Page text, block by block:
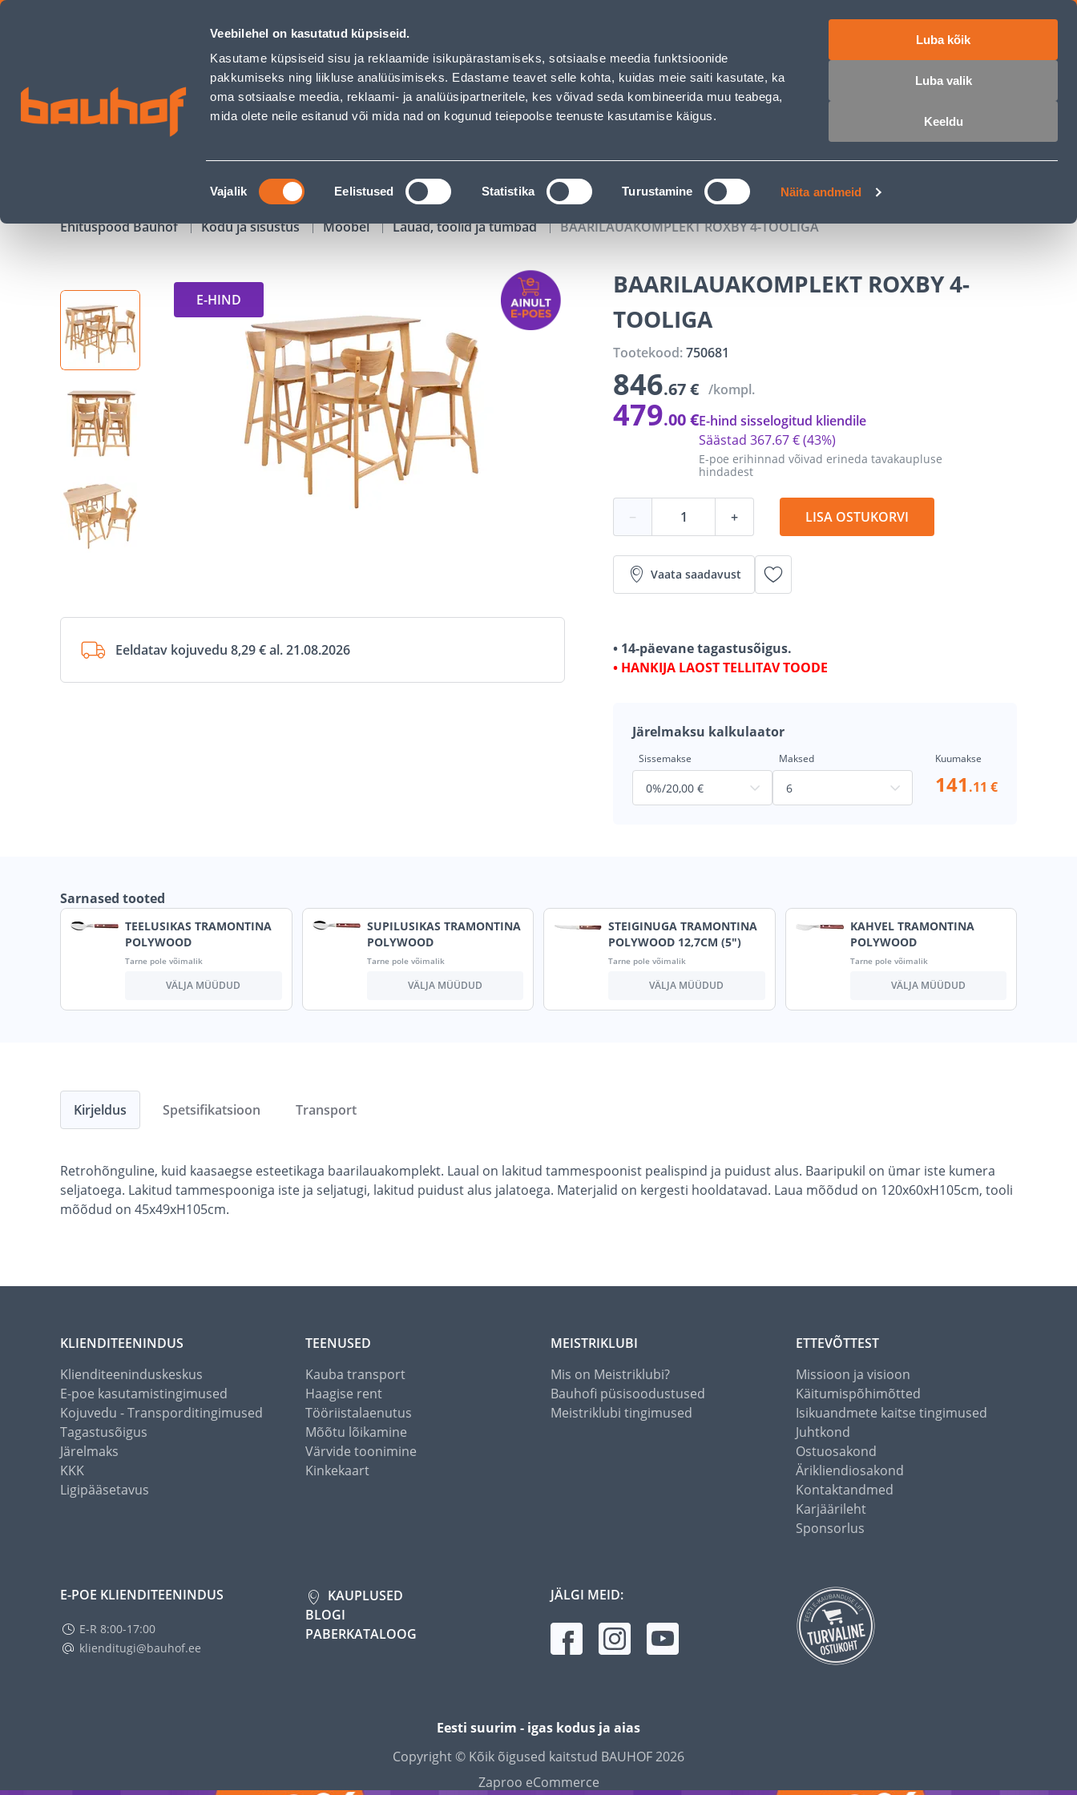
Veebilehel on kasutatud küpsiseid.
Kasutame küpsiseid sisu ja reklaamide isikupärastamiseks, sotsiaalse meedia funktsioonide
pakkumiseks ning liikluse analüüsimiseks. Edastame teavet selle kohta, kuidas meie saiti kasutate, ka
oma sotsiaalse meedia, reklaami- ja analüüsipartneritele, kes võivad seda kombineerida muu teabega,
mida olete neile esitanud või mida nad on kogunud teiepoolse teenuste kasutamise käigus.
Nõusoleku
valik
Vajalik Eelistused Statistika Turustamine Näita andmeid
Luba kõik
Luba valik
Keeldu
BAARILAUAKOMPLEKT ROXBY 4-TOOLIGA - Bauhof has loaded
Äriklienditeenindus Klienditeenindus Teenused Karjäärileht
OTSI Logi sisse
KAMPAANIAD KATALOOGID TÖÖRIISTALAENUTUS JÄRELMAKS
Ehituspood Bauhof Kodu ja sisustus Mööbel Lauad, toolid ja tumbad BAARILAUAKOMPLEKT ROXBY 4-TOOLIGA
E-HIND
Eeldatav kojuvedu 8,29 € al. 21.08.2026
BAARILAUAKOMPLEKT ROXBY 4-
TOOLIGA
Tootekood:750681
846.67 € /kompl.
479.00 €
E-poe erihinnad võivad erineda tavakaupluse
hindadest
Säästad 367.67 €(43%)
E-hind sisselogitud kliendile
− + LISA OSTUKORVI
Vaata saadavust
• 14-päevane tagastusõigus.
• HANKIJA LAOST TELLITAV TOODE
Järelmaksu kalkulaator
Sissemakse Maksed Kuumakse
141 .11 €
Sarnased tooted
TEELUSIKAS TRAMONTINA
POLYWOOD
Tarne pole võimalik
VÄLJA MÜÜDUD
SUPILUSIKAS TRAMONTINA
POLYWOOD
Tarne pole võimalik
VÄLJA MÜÜDUD
STEIGINUGA TRAMONTINA
POLYWOOD 12,7CM (5")
Tarne pole võimalik
VÄLJA MÜÜDUD
KAHVEL TRAMONTINA
POLYWOOD
Tarne pole võimalik
VÄLJA MÜÜDUD
Kirjeldus
Retrohõnguline, kuid kaasaegse esteetikaga baarilauakomplekt. Laual on lakitud tammespoonist pealispind ja puidust alus. Baaripukil on ümar iste kumera
seljatoega. Lakitud tammespooniga iste ja seljatugi, lakitud puidust alus jalatoega. Materjalid on kergesti hooldatavad. Laua mõõdud on 120x60xH105cm, tooli
mõõdud on 45x49xH105cm.
Spetsifikatsioon Transport
KLIENDITEENINDUS
Klienditeeninduskeskus
E-poe kasutamistingimused
Kojuvedu - Transporditingimused
Tagastusõigus
Järelmaks
KKK
Ligipääsetavus
TEENUSED
Kauba transport
Haagise rent
Tööriistalaenutus
Mõõtu lõikamine
Värvide toonimine
Kinkekaart
MEISTRIKLUBI
Mis on Meistriklubi?
Bauhofi püsisoodustused
Meistriklubi tingimused
ETTEVÕTTEST
Missioon ja visioon
Käitumispõhimõtted
Isikuandmete kaitse tingimused
Juhtkond
Ostuosakond
Ärikliendiosakond
Kontaktandmed
Karjäärileht
Sponsorlus
E-POE KLIENDITEENINDUS
E-R 8:00-17:00
klienditugi@bauhof.ee
KAUPLUSED
BLOGI
PABERKATALOOG
JÄLGI MEID:
Eesti suurim - igas kodus ja aias
Copyright © Kõik õigused kaitstud BAUHOF 2026
Zaproo eCommerce